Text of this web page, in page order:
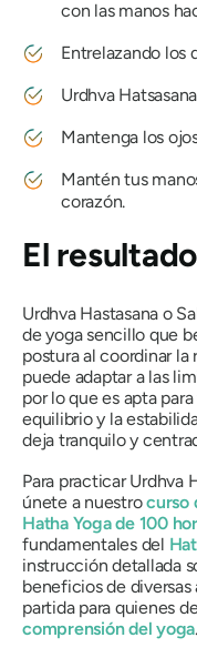
con las manos
Entrelazando los
Urdhva Hatsasana
Mantenga los
Mantén tus
corazón.
El
Urdhva Hastasana o
de yoga sencillo que
postura al coordinar la
puede adaptar a las
por lo que es apta
equilibrio y la
deja tranquilo y
Para practicar Urdhva
únete a nuestrocurso
Hatha Yoga de 100
fundamentales del
instrucción detallada
beneficios de
partida para quienes
comprensión del yoga.